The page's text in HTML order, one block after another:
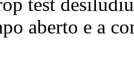
aberto e a